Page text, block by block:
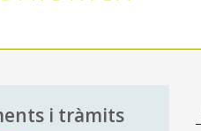
i tràmits